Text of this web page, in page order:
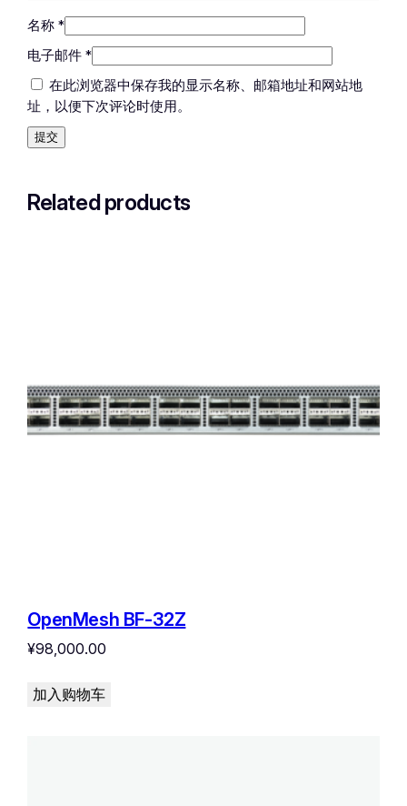
名称*
电子邮件*
在此浏览器中保存我的显示名称、邮箱地址和网站地
址，以便下次评论时使用。
Related products
OpenMesh BF-32Z
¥98,000.00
加入购物车